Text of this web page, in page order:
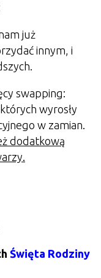
już
innym, i
swapping:
wyrosły
w zamian.
dodatkową
Święta Rodziny